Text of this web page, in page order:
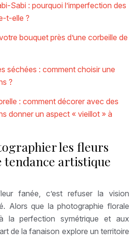
Sabi : pourquoi l’imperfection des
t-elle ?
bouquet près d’une corbeille de
séchées : comment choisir une
?
: comment décorer avec des
donner un aspect « vieillot » à
les fleurs
tendance artistique
fanée, c’est refuser la vision
Alors que la photographie florale
la perfection symétrique et aux
de la fanaison explore un territoire